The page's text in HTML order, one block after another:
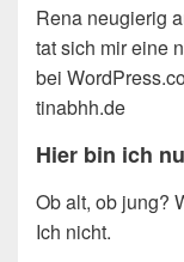
Rena neugierig
tat sich mir eine
bei
tinabhh.de
Hier bin ich
Ob alt, ob jung?
Ich nicht.